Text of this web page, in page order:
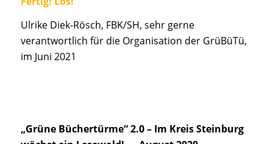
Ulrike Diek-Rösch, FBK/SH, sehr gerne
verantwortlich für die Organisation der GrüBüTü,
im Juni 2021
„Grüne Büchertürme“ 2.0 – Im Kreis Steinburg